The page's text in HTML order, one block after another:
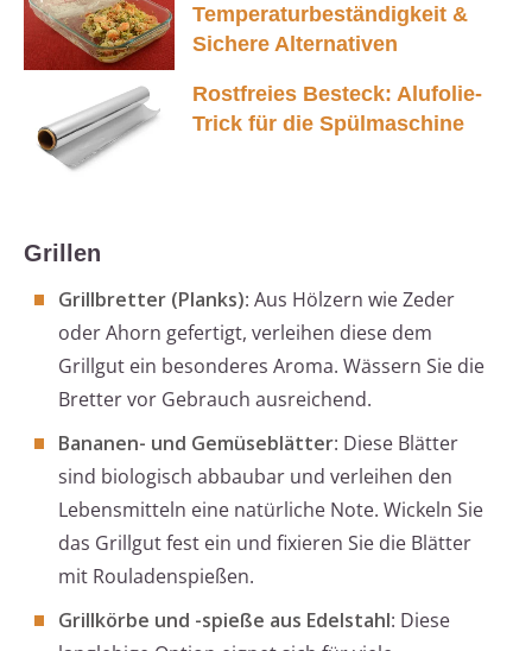
Temperaturbeständigkeit &
Sichere Alternativen
Rostfreies Besteck: Alufolie-
Trick für die Spülmaschine
Grillen
Grillbretter (Planks): Aus Hölzern wie Zeder
oder Ahorn gefertigt, verleihen diese dem
Grillgut ein besonderes Aroma. Wässern Sie die
Bretter vor Gebrauch ausreichend.
Bananen- und Gemüseblätter: Diese Blätter
sind biologisch abbaubar und verleihen den
Lebensmitteln eine natürliche Note. Wickeln Sie
das Grillgut fest ein und fixieren Sie die Blätter
mit Rouladenspießen.
Grillkörbe und -spieße aus Edelstahl: Diese